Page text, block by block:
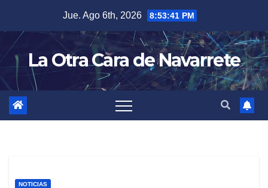
content
Jue. Ago 6th, 2026 8:53:42 PM
La Otra Cara de Navarrete
NOTICIAS